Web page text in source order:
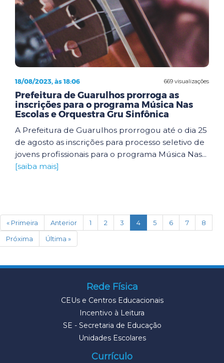
669 visualizações
18/08/2023, às 18:06
Prefeitura de Guarulhos prorroga as
inscrições para o programa Música Nas
Escolas e Orquestra Gru Sinfônica
A Prefeitura de Guarulhos prorrogou até o dia 25
de agosto as inscrições para processo seletivo de
jovens profissionais para o programa Música Nas...
[saiba mais]
« Primeira Anterior 1 2 3 4(current)
5 6 7
8
Próxima
Última »
Rede Física
CEUs e Centros Educacionais
Incentivo à Leitura
SE - Secretaria de Educação
Unidades Escolares
Currículo